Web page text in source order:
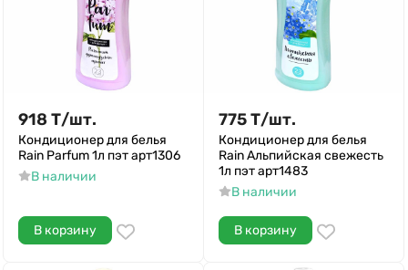
918 Т/шт.
Кондиционер для белья
Rain Parfum 1л пэт арт1306
В наличии
В корзину
775Т/шт.
Кондиционер для белья
Rain Альпийская свежесть
1л пэт арт1483
В наличии
В корзину